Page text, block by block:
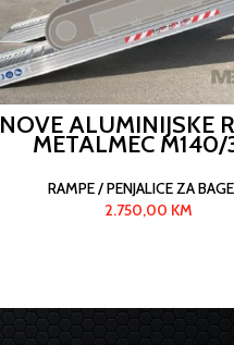
NOVE ALUMINIJSKE
METALMEC M140/
RAMPE / PENJALICE ZA
2.750,00 KM